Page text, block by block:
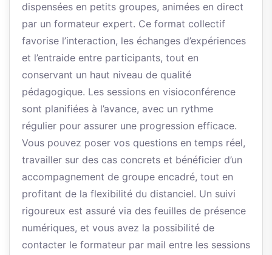
dispensées en petits groupes, animées en direct
par un formateur expert. Ce format collectif
favorise l’interaction, les échanges d’expériences
et l’entraide entre participants, tout en
conservant un haut niveau de qualité
pédagogique. Les sessions en visioconférence
sont planifiées à l’avance, avec un rythme
régulier pour assurer une progression efficace.
Vous pouvez poser vos questions en temps réel,
travailler sur des cas concrets et bénéficier d’un
accompagnement de groupe encadré, tout en
profitant de la flexibilité du distanciel. Un suivi
rigoureux est assuré via des feuilles de présence
numériques, et vous avez la possibilité de
contacter le formateur par mail entre les sessions